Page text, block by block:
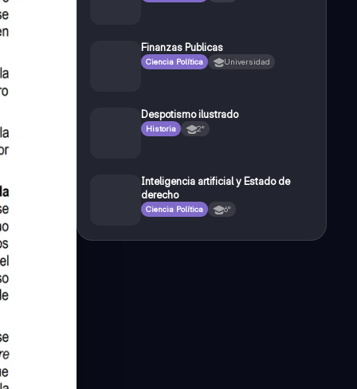
Finanzas Publicas
Ciencia Política Universidad
Despotismo ilustrado
Historia 2°
Inteligencia artificial y Estado de
derecho
Ciencia Política 6°